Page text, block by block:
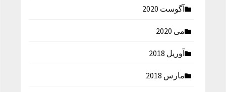
آگوست 2020
می 2020
آوریل 2018
مارس 2018